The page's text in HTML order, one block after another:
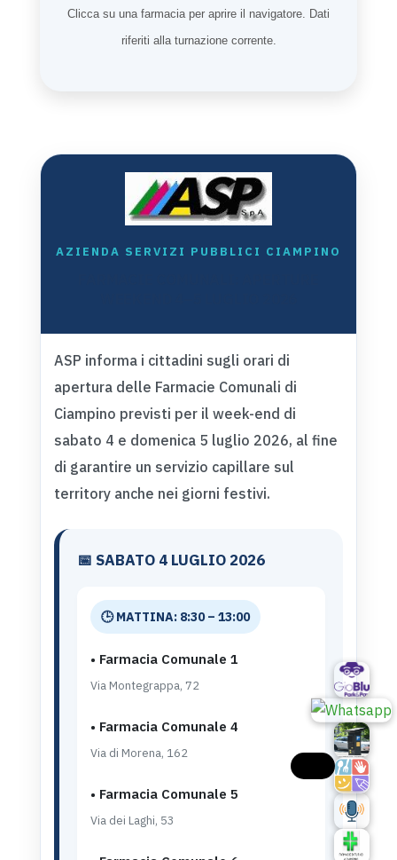
Clicca su una farmacia per aprire il navigatore. Dati
riferiti alla turnazione corrente.
AZIENDA SERVIZI PUBBLICI CIAMPINO
ASP informa i cittadini sugli orari di
apertura delle Farmacie Comunali di
Ciampino previsti per il week-end di
sabato 4 e domenica 5 luglio 2026, al fine
di garantire un servizio capillare sul
territory anche nei giorni festivi.
📅 SABATO 4 LUGLIO 2026
🕒 MATTINA: 8:30 – 13:00
• Farmacia Comunale 1
Via Montegrappa, 72
• Farmacia Comunale 4
Via di Morena, 162
• Farmacia Comunale 5
Via dei Laghi, 53